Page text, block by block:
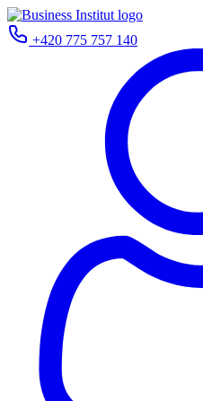
+420 775 757 140